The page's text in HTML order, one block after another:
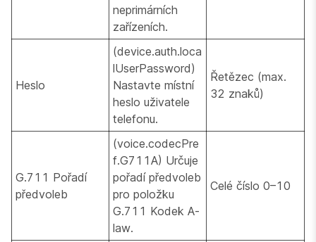
neprimárních
zařízeních.
Heslo
(device.auth.loca
lUserPassword)
Nastavte místní
heslo uživatele
telefonu.
Řetězec (max.
32 znaků)
G.711 Pořadí
předvoleb
(voice.codecPre
f.G711A) Určuje
pořadí předvoleb
pro položku
G.711 Kodek A-
law.
Celé číslo 0–10